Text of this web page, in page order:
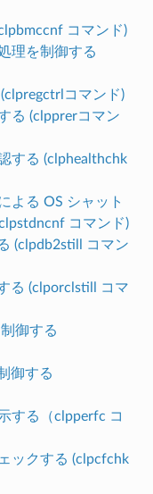
コマンド)
理を制御する
コマンド)
る (clpprerコマン
する (clphealthchk
よる OS シャット
コマンド)
(clpdb2still コマン
る (clporclstill コマ
御する
御する
する（clpperfc コ
ックする (clpcfchk